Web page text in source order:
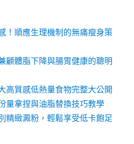
！順應生理機制的無痛瘦身策
顧體脂下降與腸胃健康的聰明
高質感低熱量食物完整大公開
量拿捏與油脂替換技巧教學
精緻澱粉，輕鬆享受低卡飽足